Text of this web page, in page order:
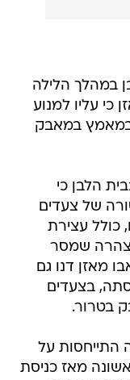
במהלך הלילה
כי עליו למנוע
במאמץ במאבק
הלבן כי
של צעדים
כולל עצירת
שמסר
מאזן דנו גם
בצעדים
בטרור.
התייחסות על
מאז כניסת